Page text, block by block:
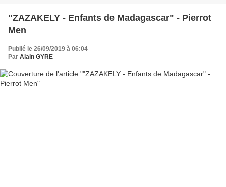
"ZAZAKELY - Enfants de Madagascar" - Pierrot
Men
Publié le 26/09/2019 à 06:04
Par Alain GYRE